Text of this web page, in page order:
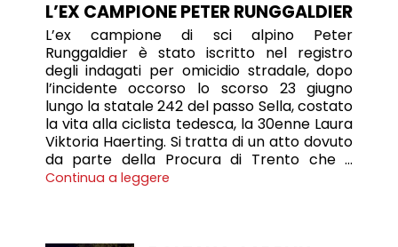
L’EX CAMPIONE PETER RUNGGALDIER
L’ex campione di sci alpino Peter
Runggaldier è stato iscritto nel registro
degli indagati per omicidio stradale, dopo
l’incidente occorso lo scorso 23 giugno
lungo la statale 242 del passo Sella, costato
la vita alla ciclista tedesca, la 30enne Laura
Viktoria Haerting. Si tratta di un atto dovuto
da parte della Procura di Trento che …
Continua a leggere